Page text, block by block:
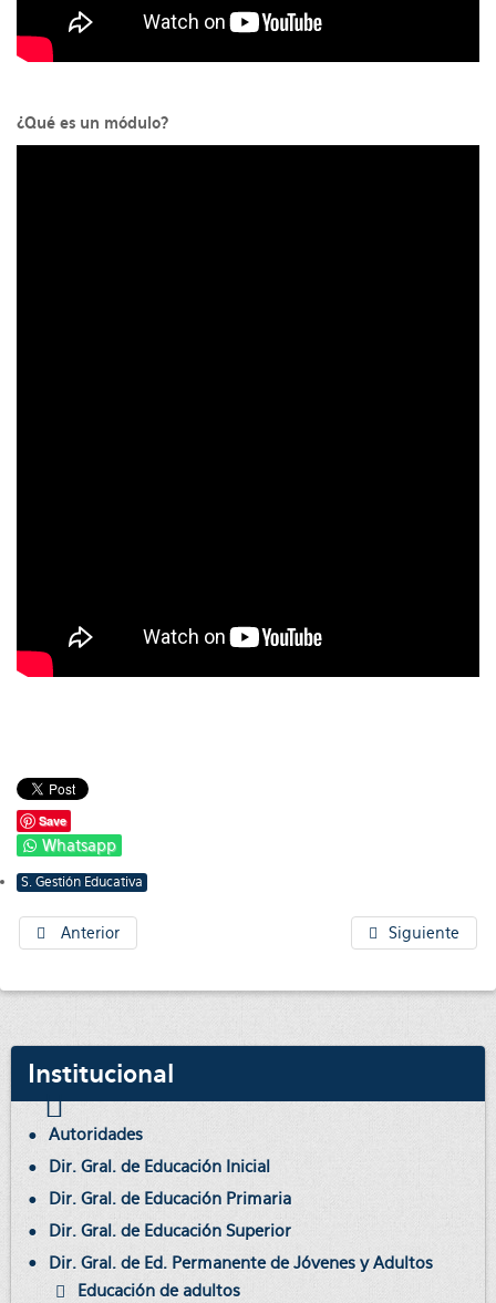
¿Qué es un módulo?
Save
Whatsapp
S. Gestión Educativa
Anterior Siguiente
Institucional
Autoridades
Dir. Gral. de Educación Inicial
Dir. Gral. de Educación Primaria
Dir. Gral. de Educación Superior
Dir. Gral. de Ed. Permanente de Jóvenes y Adultos
Educación de adultos